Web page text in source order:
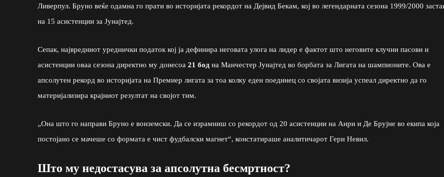
Ливерпул. Бруно веќе одамна го прати во историјата рекордот на Дејвид Бекам, кој во легендарната сезона 1999/2000
на 15 асистенции за Јунајтед.
Сепак, највредниот уреднички податок кој ја дефинира неговата улога на лидер е фактот што неговите клучни пасови и
асистенции оваа сезона директно му донесоа 21 бод на Манчестер Јунајтед во борбата за Лигата на шампионите. Ова е
апсолутен рекорд во историјата на Премиер лигата за тоа колку еден поединец со својата визија успеал директно да го
материјализира крајниот резултат на својот тим.
„Она што го направи Бруно е вонземски. Да се израмниш со рекордот од 20 асистенции на Анри и Де Брујне во екипа која
постојано се мачеше со формата е чист фудбалски магнет“, констатираше аналитичарот Гери Невил.
Што му недостасува за апсолутна бесмртност?